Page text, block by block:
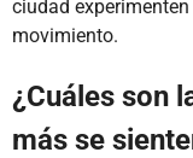
ciudad
movimiento.
¿Cuáles son
más se